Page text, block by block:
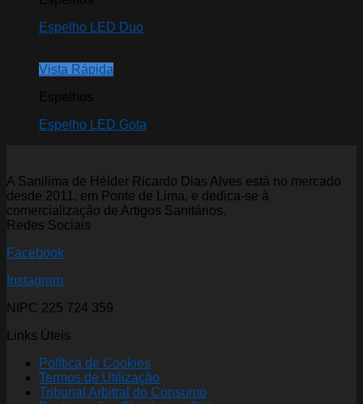
Espelho LED Duo
Vista Rápida
Espelho LED Gota
A Sanilima de Hélder Ricardo Dias Alves está no mercado
desde 2011, em Ponte de Lima, e dedica-se à
comercialização de Artigos Sanitários.
Redes Sociais
Facebook
Instagram
NIPC 225 724 359
Links Úteis
Política de Cookies
Termos de Utilização
Tribunal Arbitral do Consumo